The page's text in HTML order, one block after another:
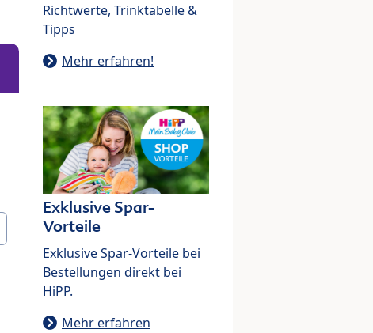
Richtwerte, Trinktabelle &
Tipps
Mehr erfahren!
Exklusive Spar-
Vorteile
Exklusive Spar-Vorteile bei
Bestellungen direkt bei
HiPP.
Mehr erfahren